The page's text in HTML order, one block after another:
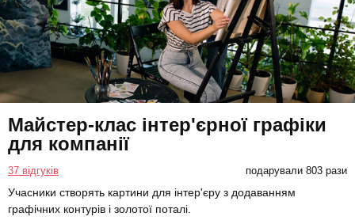
Майстер-клас інтер'єрної графіки
для компанії
37 відгуків подарували 803 рази
Учасники створять картини для інтер'єру з додаванням
графічних контурів і золотої поталі.